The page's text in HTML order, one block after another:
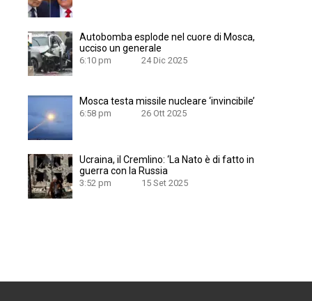
Autobomba esplode nel cuore di Mosca,
ucciso un generale
6:10 pm 24 Dic 2025
Mosca testa missile nucleare ‘invincibile’
6:58 pm 26 Ott 2025
Ucraina, il Cremlino: ‘La Nato è di fatto in
guerra con la Russia
3:52 pm 15 Set 2025